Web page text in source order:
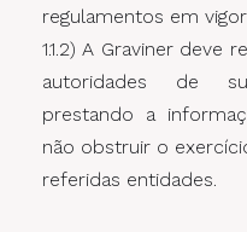
regulamentos em
1.1.2) A Graviner deve
autoridades de
prestando a
não obstruir o
referidas entidades.